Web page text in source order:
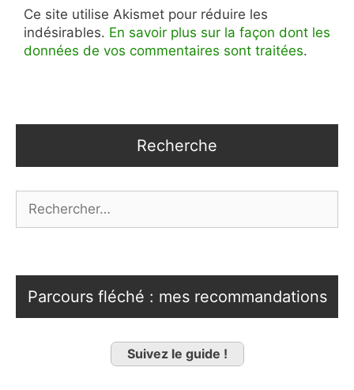
Ce site utilise Akismet pour réduire les
indésirables. En savoir plus sur la façon dont les
données de vos commentaires sont traitées.
Recherche
Parcours fléché : mes recommandations
Suivez le guide !